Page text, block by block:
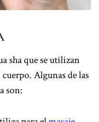
sha que se utilizan
Algunas de las
son: